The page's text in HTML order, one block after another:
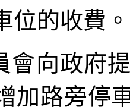
位的收費。
會向政府
加路旁停